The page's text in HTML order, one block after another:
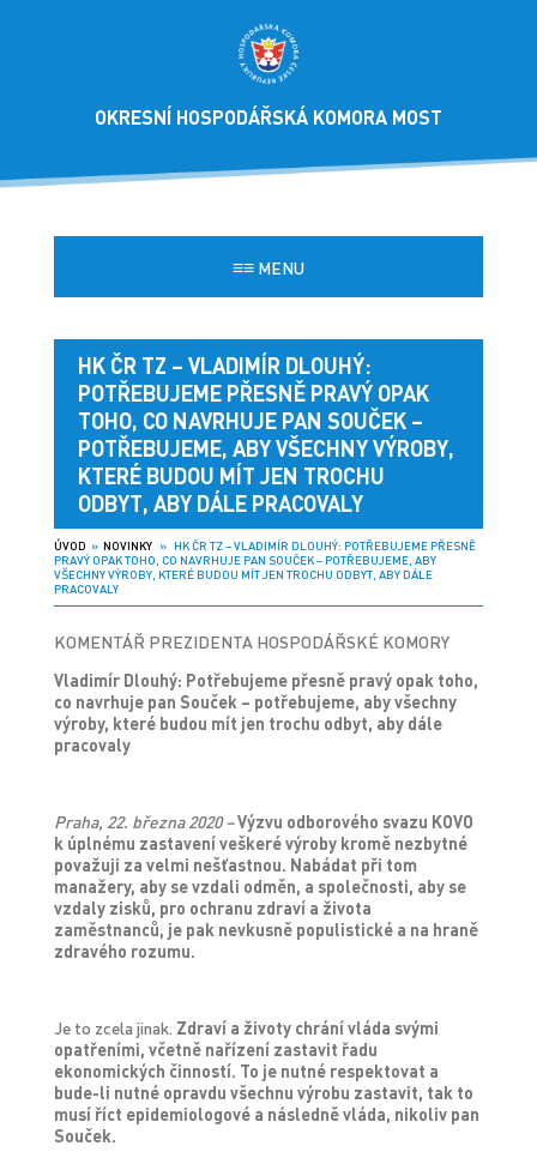
OKRESNÍ HOSPODÁŘSKÁ KOMORA MOST
≡≡MENU
HK ČR TZ – VLADIMÍR DLOUHÝ:
POTŘEBUJEME PŘESNĚ PRAVÝ OPAK
TOHO, CO NAVRHUJE PAN SOUČEK –
POTŘEBUJEME, ABY VŠECHNY VÝROBY,
KTERÉ BUDOU MÍT JEN TROCHU
ODBYT, ABY DÁLE PRACOVALY
ÚVOD » NOVINKY» HK ČR TZ – VLADIMÍR DLOUHÝ: POTŘEBUJEME PŘESNĚ
PRAVÝ OPAK TOHO, CO NAVRHUJE PAN SOUČEK – POTŘEBUJEME, ABY
VŠECHNY VÝROBY, KTERÉ BUDOU MÍT JEN TROCHU ODBYT, ABY DÁLE
PRACOVALY
KOMENTÁŘ PREZIDENTA HOSPODÁŘSKÉ KOMORY
Vladimír Dlouhý: Potřebujeme přesně pravý opak toho,
co navrhuje pan Souček – potřebujeme, aby všechny
výroby, které budou mít jen trochu odbyt, aby dále
pracovaly
Praha, 22. března 2020 –Výzvu odborového svazu KOVO
k úplnému zastavení veškeré výroby kromě nezbytné
považuji za velmi nešťastnou. Nabádat při tom
manažery, aby se vzdali odměn, a společnosti, aby se
vzdaly zisků, pro ochranu zdraví a života
zaměstnanců, je pak nevkusně populistické a na hraně
zdravého rozumu.
Je to zcela jinak. Zdraví a životy chrání vláda svými
opatřeními, včetně nařízení zastavit řadu
ekonomických činností. To je nutné respektovat a
bude-li nutné opravdu všechnu výrobu zastavit, tak to
musí říct epidemiologové a následně vláda, nikoliv pan
Souček.